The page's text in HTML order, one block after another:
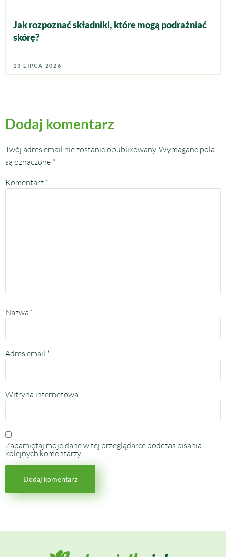
Jak rozpoznać składniki, które mogą podrażniać
skórę?
13 LIPCA 2026
Dodaj komentarz
Twój adres email nie zostanie opublikowany. Wymagane pola
są oznaczone *
Komentarz *
Nazwa *
Adres email *
Witryna internetowa
Zapamiętaj moje dane w tej przeglądarce podczas pisania
kolejnych komentarzy.